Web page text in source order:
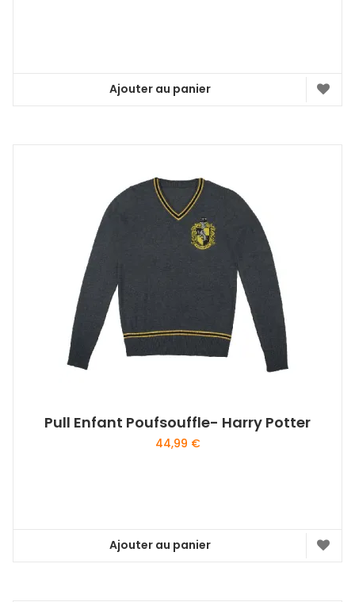
Ajouter au panier
Pull Enfant Poufsouffle- Harry Potter
44,99 €
Ajouter au panier